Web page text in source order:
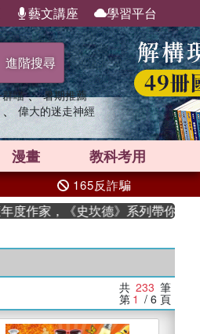
藝文講座 學習平台
進階搜尋
喵 、 暑期推薦
、 偉大的迷走神經
漫畫 教科考用
165反詐騙
《史坎德》系列帶你踏上熱血奇幻
共 233 筆
第 1 / 6 頁